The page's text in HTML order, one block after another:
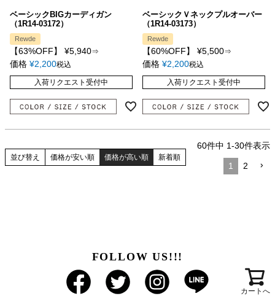
ベーシックBIGカーディガン
（1R14-03172）
Rewde
【63%OFF】 ¥5,940⇒
価格 ¥2,200税込
入荷リクエスト受付中
ベーシックＶネックプルオーバー
（1R14-03173）
Rewde
【60%OFF】 ¥5,500⇒
価格 ¥2,200税込
入荷リクエスト受付中
並び替え 価格が安い順 価格が高い順 新着順
60件中 1-30件表示
1 2
カートへ
FOLLOW US!!!